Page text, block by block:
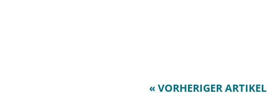
« VORHERIGER ARTIKEL